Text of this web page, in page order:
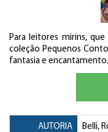
Para leitores mirins,
coleção Pequenos
fantasia e encantamento.
AUTORIA Belli,